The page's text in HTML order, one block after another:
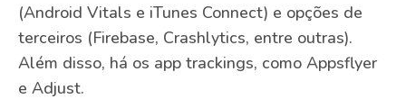
(Android Vitals e iTunes Connect) e opções de
terceiros (Firebase, Crashlytics, entre outras).
Além disso, há os app trackings, como Appsflyer
e Adjust.